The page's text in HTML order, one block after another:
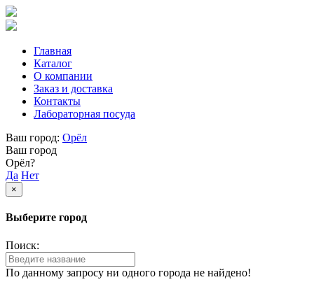
Главная
Каталог
О компании
Заказ и доставка
Контакты
Лабораторная посуда
Ваш город: Орёл
Ваш город
Орёл?
Да Нет
×
Выберите город
Поиск:
По данному запросу ни одного города не найдено!